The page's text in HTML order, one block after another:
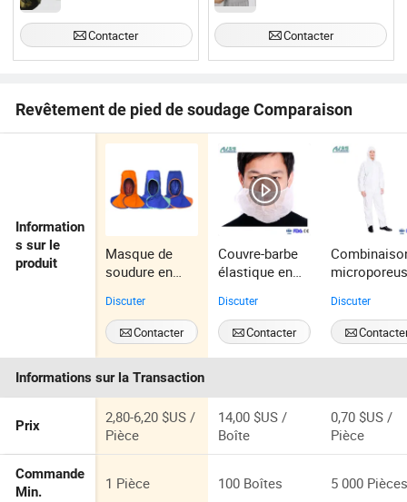
Contacter Contacter
Revêtement de pied de soudage Comparaison
Information
s sur le
produit
Masque de
soudure en
pour atelier de
maintenance
Discuter
Contacter
Couvre-barbe
élastique en
pour jumeaux
Discuter
Contacter
PP+PE non
tissé pour
protection
sécurité
Discuter
Informations sur la Transaction
Prix
2,80-6,20 $US /
Pièce
14,00 $US /
Boîte
0,70 $US /
Pièce
Commande
Min.
1 Pièce 100 Boîtes 5 000